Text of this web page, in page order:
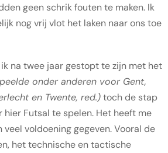
geen schrik fouten te maken. Ik
nog vrij vlot het laken naar ons toe
na twee jaar gestopt te zijn met het
onder anderen voor Gent,
en Twente, red.)toch de stap
hier Futsal te spelen. Het heeft me
voldoening gegeven. Vooral de
het technische en tactische